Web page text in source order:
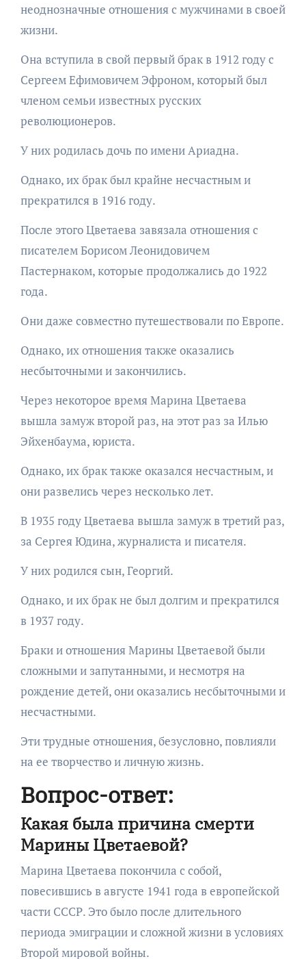
неоднозначные отношения с мужчинами в своей
жизни.
Она вступила в свой первый брак в 1912 году с
Сергеем Ефимовичем Эфроном, который был
членом семьи известных русских
революционеров.
У них родилась дочь по имени Ариадна.
Однако, их брак был крайне несчастным и
прекратился в 1916 году.
После этого Цветаева завязала отношения с
писателем Борисом Леонидовичем
Пастернаком, которые продолжались до 1922
года.
Они даже совместно путешествовали по Европе.
Однако, их отношения также оказались
несбыточными и закончились.
Через некоторое время Марина Цветаева
вышла замуж второй раз, на этот раз за Илью
Эйхенбаума, юриста.
Однако, их брак также оказался несчастным, и
они развелись через несколько лет.
В 1935 году Цветаева вышла замуж в третий раз,
за Сергея Юдина, журналиста и писателя.
У них родился сын, Георгий.
Однако, и их брак не был долгим и прекратился
в 1937 году.
Браки и отношения Марины Цветаевой были
сложными и запутанными, и несмотря на
рождение детей, они оказались несбыточными и
несчастными.
Эти трудные отношения, безусловно, повлияли
на ее творчество и личную жизнь.
Вопрос-ответ:
Какая была причина смерти
Марины Цветаевой?
Марина Цветаева покончила с собой,
повесившись в августе 1941 года в европейской
части СССР. Это было после длительного
периода эмиграции и сложной жизни в условиях
Второй мировой войны.